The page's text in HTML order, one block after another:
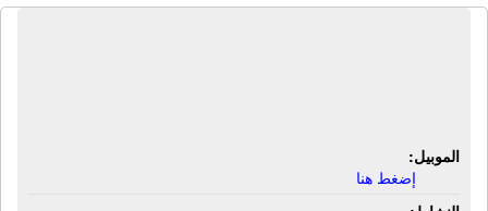
الموبيل:
إضغط هنا